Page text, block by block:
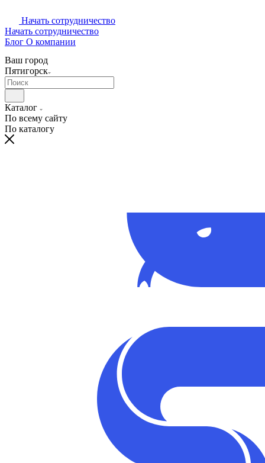
Начать сотрудничество
Начать сотрудничество
Блог О компании
Ваш город
Пятигорск
Каталог
По всему сайту
По каталогу